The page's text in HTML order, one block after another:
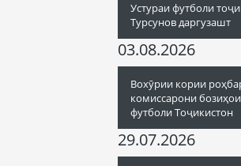
Устураи футболи
Турсунов даргузашт
03.08.2026
Вохӯрии кории
комиссарони
футболи Тоҷикистон
29.07.2026